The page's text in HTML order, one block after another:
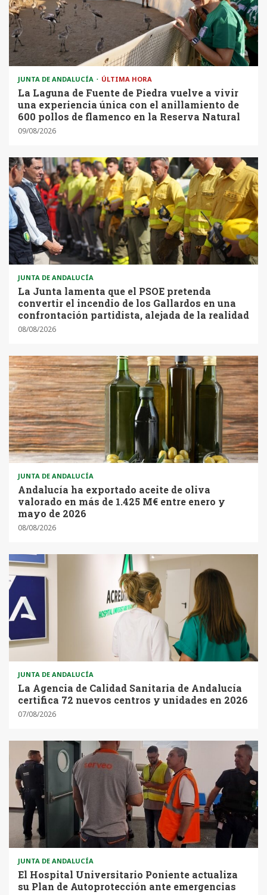
JUNTA DE ANDALUCÍA ÚLTIMA HORA
La Laguna de Fuente de Piedra vuelve a vivir
una experiencia única con el anillamiento de
600 pollos de flamenco en la Reserva Natural
09/08/2026
JUNTA DE ANDALUCÍA
La Junta lamenta que el PSOE pretenda
convertir el incendio de los Gallardos en una
confrontación partidista, alejada de la realidad
08/08/2026
JUNTA DE ANDALUCÍA
Andalucía ha exportado aceite de oliva
valorado en más de 1.425 M€ entre enero y
mayo de 2026
08/08/2026
JUNTA DE ANDALUCÍA
La Agencia de Calidad Sanitaria de Andalucía
certifica 72 nuevos centros y unidades en 2026
07/08/2026
JUNTA DE ANDALUCÍA
El Hospital Universitario Poniente actualiza
su Plan de Autoprotección ante emergencias